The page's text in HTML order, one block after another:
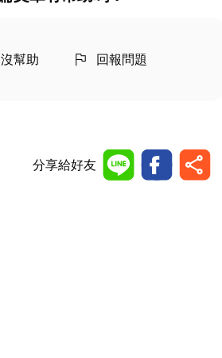
沒幫助 回報問題
分享給好友